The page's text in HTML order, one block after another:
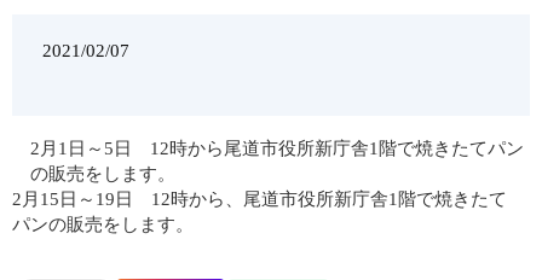
2021/02/07
2月1日～5日 12時から尾道市役所新庁舎1階で焼きたてパン
の販売をします。
2月15日～19日 12時から、尾道市役所新庁舎1階で焼きたて
パンの販売をします。